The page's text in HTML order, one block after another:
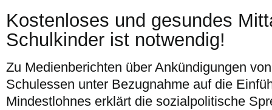
Kostenloses und gesundes
Schulkinder ist notwendig!
Zu Medienberichten über Ankündigungen
Schulessen unter Bezugnahme auf die
Mindestlohnes erklärt die sozialpolitische